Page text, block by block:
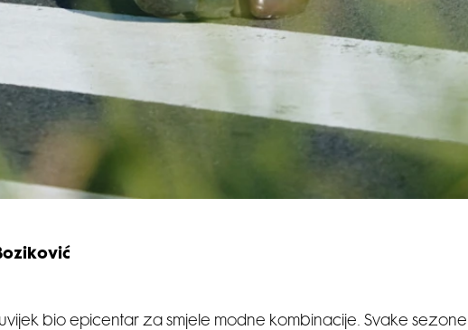
bio epicentar za smjele modne kombinacije. Svake sezone